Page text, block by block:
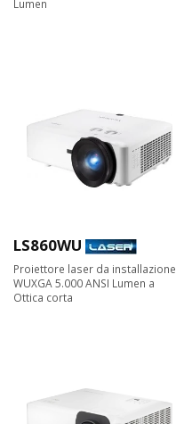
Lumen
LS860WU
Proiettore laser da installazione
WUXGA 5.000 ANSI Lumen a
Ottica corta